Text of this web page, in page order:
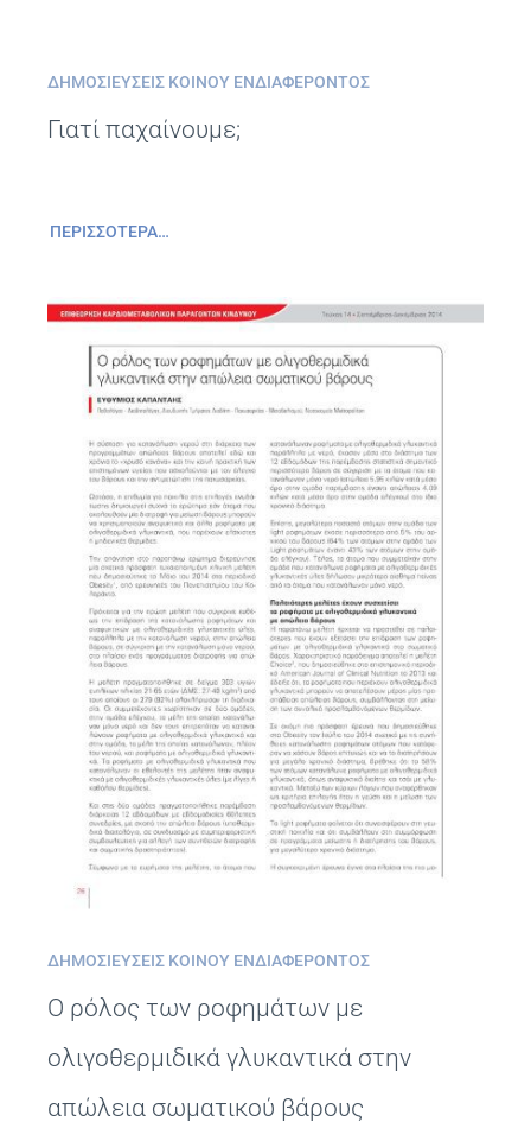
ΔΗΜΟΣΙΕΎΣΕΙΣ ΚΟΙΝΟΎ ΕΝΔΙΑΦΈΡΟΝΤΟΣ
Γιατί παχαίνουμε;
ΠΕΡΙΣΣΌΤΕΡΑ…
ΔΗΜΟΣΙΕΎΣΕΙΣ ΚΟΙΝΟΎ ΕΝΔΙΑΦΈΡΟΝΤΟΣ
Ο ρόλος των ροφημάτων με
ολιγοθερμιδικά γλυκαντικά στην
απώλεια σωματικού βάρους